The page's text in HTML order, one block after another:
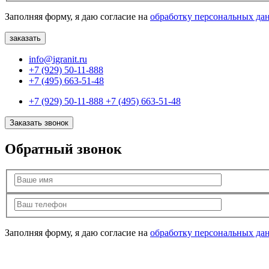
Заполняя форму, я даю согласие на обработку персональных
info@igranit.ru
+7 (929) 50-11-888
+7 (495) 663-51-48
+7 (929) 50-11-888 +7 (495) 663-51-48
Заказать звонок
Обратный звонок
Заполняя форму, я даю согласие на обработку персональных